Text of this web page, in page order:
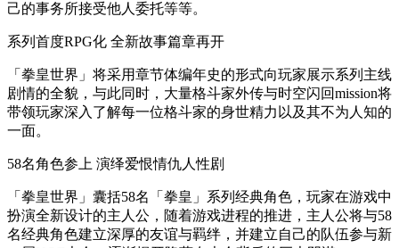
己的事务所接受他人委托等等。
系列首度RPG化 全新故事篇章再开
「拳皇世界」将采用章节体编年史的形式向玩家展示系列主线
剧情的全貌，与此同时，大量格斗家外传与时空闪回mission将
带领玩家深入了解每一位格斗家的身世精力以及其不为人知的
一面。
58名角色参上 演绎爱恨情仇人性剧
「拳皇世界」囊括58名「拳皇」系列经典角色，玩家在游戏中
扮演全新设计的主人公，随着游戏进程的推进，主人公将与58
名经典角色建立深厚的友谊与羁绊，并建立自己的队伍参与新